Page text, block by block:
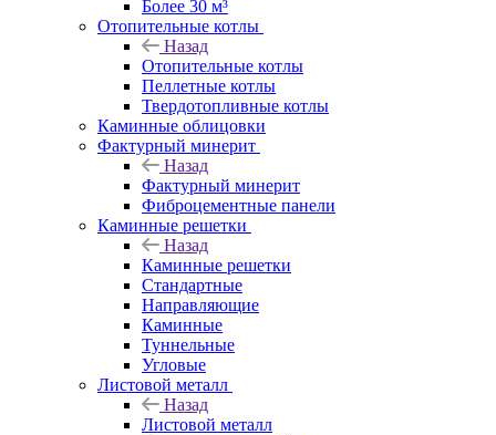
Более 30 м³
Отопительные котлы
Назад
Отопительные котлы
Пеллетные котлы
Твердотопливные котлы
Каминные облицовки
Фактурный минерит
Назад
Фактурный минерит
Фиброцементные панели
Каминные решетки
Назад
Каминные решетки
Стандартные
Направляющие
Каминные
Туннельные
Угловые
Листовой металл
Назад
Листовой металл